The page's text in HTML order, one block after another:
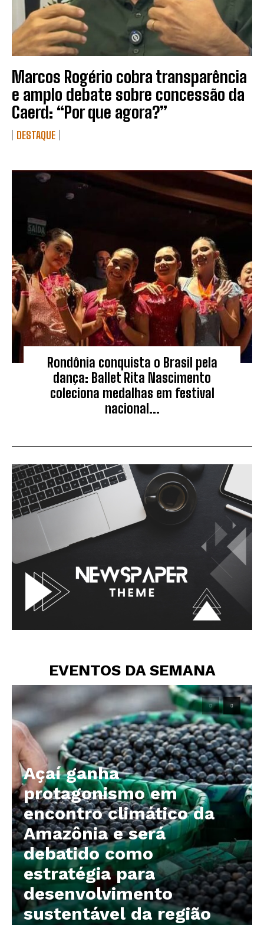
Marcos Rogério cobra transparência
e amplo debate sobre concessão da
Caerd: “Por que agora?”
DESTAQUE
Rondônia conquista o Brasil pela
dança: Ballet Rita Nascimento
coleciona medalhas em festival
nacional...
EVENTOS DA SEMANA
Açaí ganha
protagonismo em
encontro climático da
Amazônia e será
debatido como
estratégia para
desenvolvimento
sustentável da região